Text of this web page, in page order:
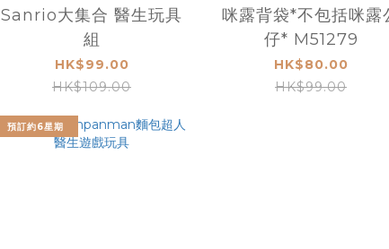
Sanrio大集合 醫生玩具
組
HK$99.00
HK$109.00
咪露背袋*不包括咪露
仔* M51279
HK$80.00
HK$99.00
預訂約6星期